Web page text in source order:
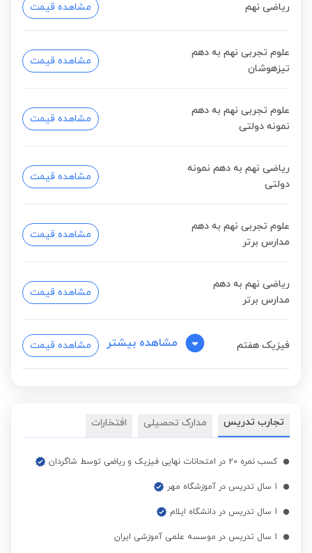
ریاضی نهم مشاهده قیمت
علوم تجربی نهم به دهم
تیزهوشان
مشاهده قیمت
علوم تجربی نهم به دهم
نمونه دولتی
مشاهده قیمت
ریاضی نهم به دهم نمونه
دولتی
مشاهده قیمت
علوم تجربی نهم به دهم
مدارس برتر
مشاهده قیمت
ریاضی نهم به دهم
مدارس برتر
مشاهده قیمت
فیزیک هفتم مشاهده قیمت
ریاضی نهم به دهم
تیزهوشان
مشاهده بیشتر
تجارب تدریس مدارک تحصیلی افتخارات
کسب نمره 20 در امتحانات نهایی فیزیک و ریاضی توسط شاگردان
1 سال تدریس در آموزشگاه مهر
1 سال تدریس در دانشگاه ایلام
1 سال تدریس در موسسه علمی آموزشی ایران